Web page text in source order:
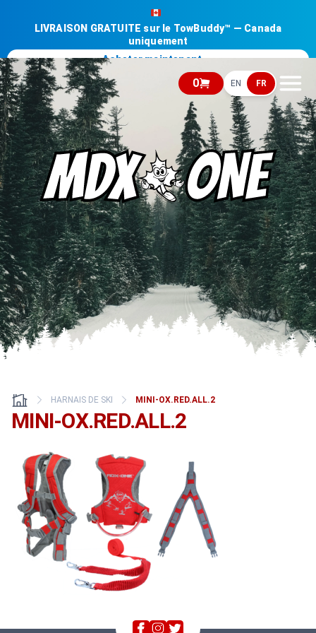
0 EN FR
HARNAIS DE SKI MINI-OX.RED.ALL.2
MINI-OX.RED.ALL.2
LIVRAISON GRATUITE sur le TowBuddy™ — Canada
uniquement
Acheter maintenant →